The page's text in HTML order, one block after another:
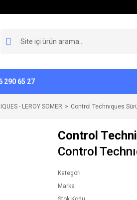
290 65 27
- LEROY SOMER Control Technıques
Control
Control
Kategori
Marka